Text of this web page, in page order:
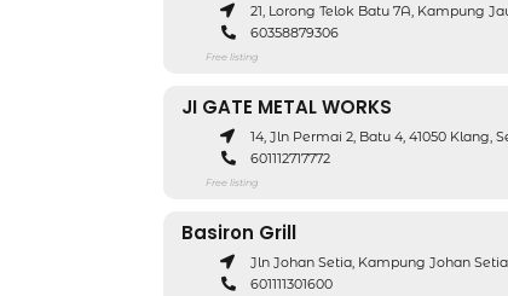
21, Lorong Telok Batu 7A, Kampung
60358879306
Free listing
JI GATE METAL WORKS
14, Jln Permai 2, Batu 4, 41050 Klang,
601112717772
Free listing
Basiron Grill
Jln Johan Setia, Kampung Johan
601111301600